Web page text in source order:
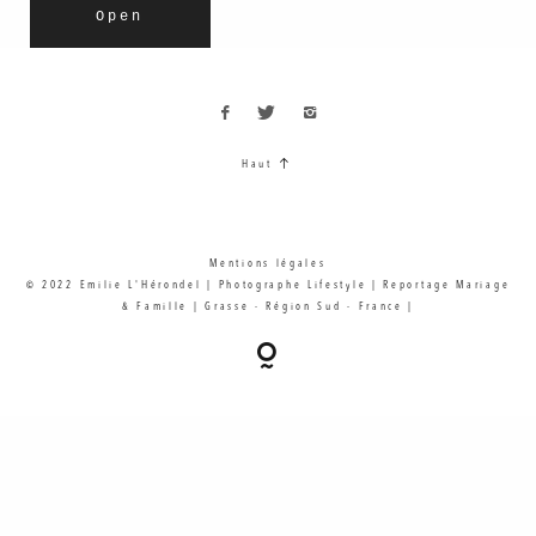
Open
© 2022 Emilie L'Hérondel | Photographe Lifestyle | Reportage Mariage
& Famille | Grasse - Région Sud - France |
Mentions légales
Haut